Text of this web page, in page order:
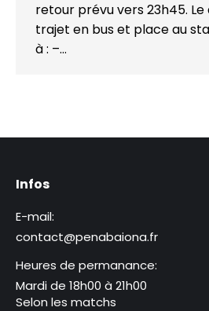
retour prévu vers 23h45.
trajet en bus et place au
à : –…
Infos
E-mail:
contact@penabaiona.fr
Heures de permanance:
Mardi de 18h00 à 21h00
Selon les matchs